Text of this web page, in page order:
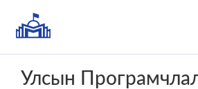
Улсын